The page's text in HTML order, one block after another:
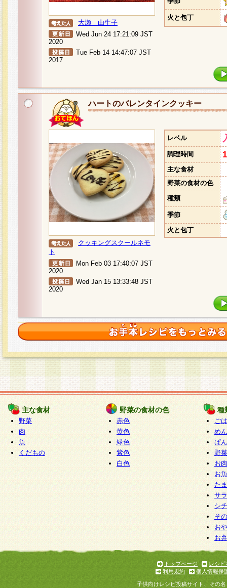
大瀬 由生子
Wed Jun 24 17:21:09 JST
2020
Tue Feb 14 14:47:07 JST
2017
火と包丁
ハートのバレンタインクッキー
クッキングスクールネモ
ト
Mon Feb 03 17:40:07 JST
2020
Wed Jan 15 13:33:48 JST
2020
レベル
調理時間
主な食材
野菜の食材の色
種類
季節
火と包丁
主な食材
野菜
肉
魚
くだもの
野菜の食材の色
赤色
黄色
緑色
紫色
白色
種
ご
めん
ぱん
野
お
お
た
サ
シ
そ
お
お
トップページ
レシピ
利用規約
個人情報保
子供向けレシピ投稿サイト、その